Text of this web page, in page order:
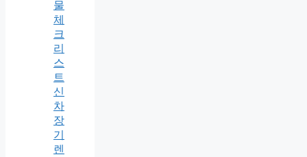
물
체
크
리
스
트
신
차
장
기
렌